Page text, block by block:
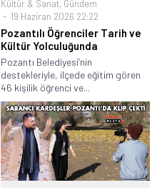
Kültür & Sanat, Gündem
19 Haziran 2026 22:22
Pozantılı Öğrenciler Tarih ve
Kültür Yolculuğunda
Pozantı Belediyesi’nin
destekleriyle, ilçede eğitim gören
46 kişilik öğrenci ve...